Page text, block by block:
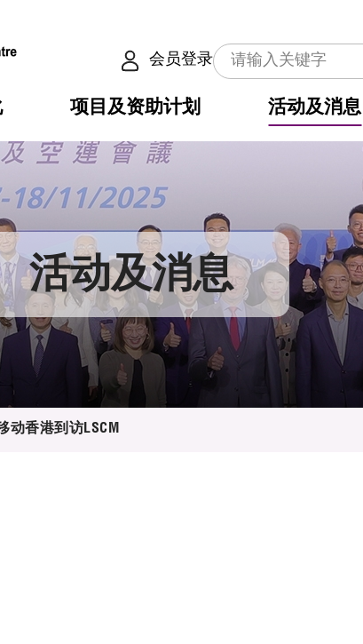
会员登录
创新技术
项目及资助计划 活动及消息
活动及消息
动香港到访LSCM